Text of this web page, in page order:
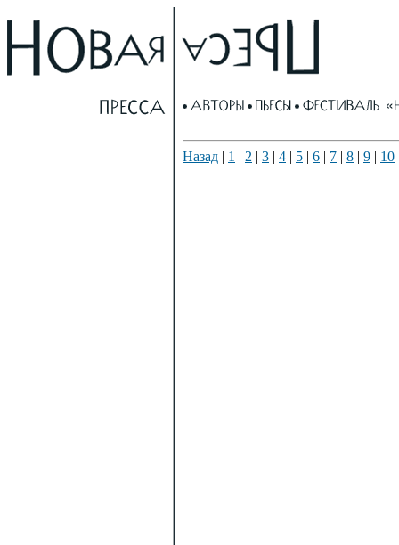
Назад | 1 | 2 | 3 | 4 | 5 | 6 | 7 | 8 | 9 | 10